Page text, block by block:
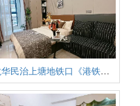
龙华民治上塘地铁口《港铁壹号》